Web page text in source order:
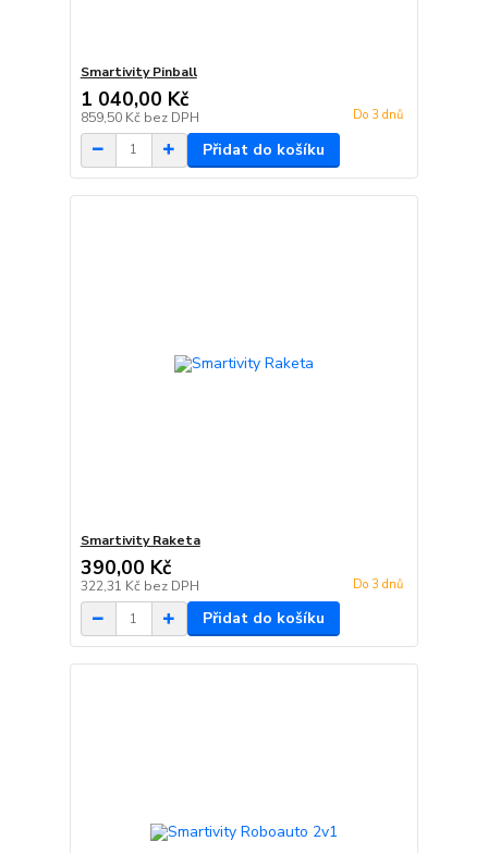
Smartivity Pinball
1 040,00 Kč
859,50 Kč bez DPH Do 3 dnů
Přidat do košíku
Smartivity Raketa
390,00 Kč
322,31 Kč bez DPH Do 3 dnů
Přidat do košíku